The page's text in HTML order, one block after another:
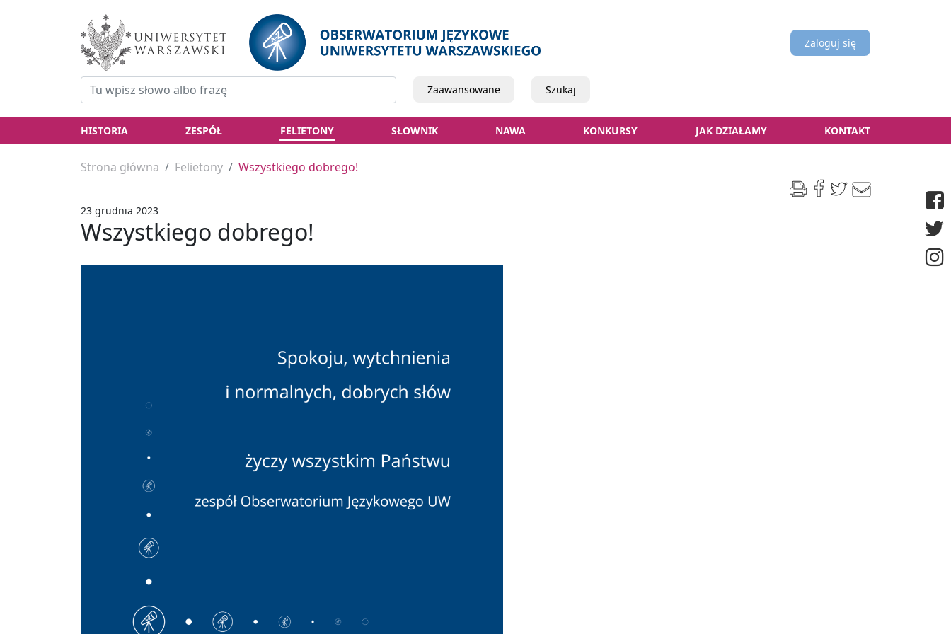
Zaloguj się
Zaawansowane Szukaj
HISTORIA ZESPÓŁ FELIETONY SŁOWNIK NAWA KONKURSY JAK DZIAŁAMY KONTAKT
Strona główna Felietony Wszystkiego dobrego!
23 grudnia 2023
Wszystkiego dobrego!